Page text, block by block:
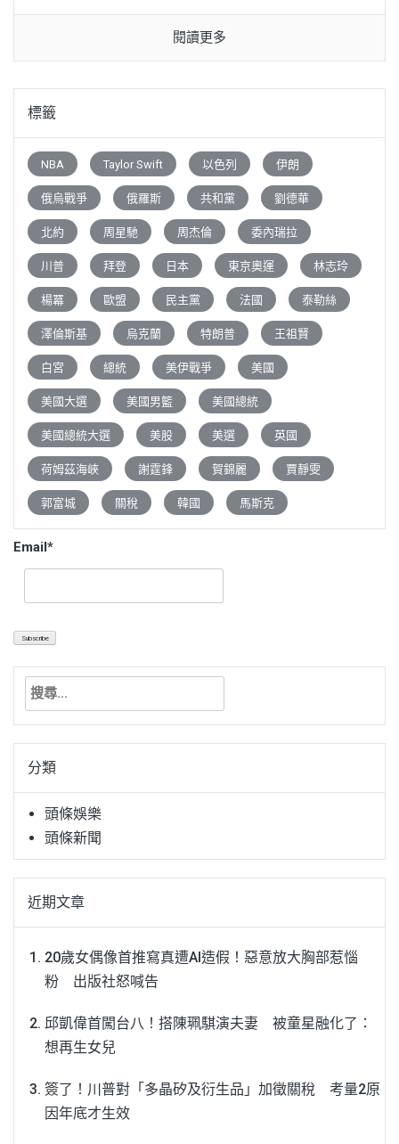
閱讀更多
標籤
NBA Taylor Swift 以色列 伊朗
俄烏戰爭 俄羅斯 共和黨 劉德華
北約 周星馳 周杰倫 委內瑞拉
川普 拜登 日本 東京奧運 林志玲
楊冪 歐盟 民主黨 法國 泰勒絲
澤倫斯基 烏克蘭 特朗普 王祖賢
白宮 總統 美伊戰爭 美國
美國大選 美國男籃 美國總統
美國總統大選 美股 美選 英國
荷姆茲海峽 謝霆鋒 賀錦麗 賈靜雯
郭富城 關稅 韓國 馬斯克
Email*
搜
關
字:分類
頭條娛樂
頭條新聞
近期文章
20歲女偶像首推寫真遭AI造假！惡意放大胸部惹惱
粉 出版社怒喊告
邱凱偉首闖台八！搭陳珮騏演夫妻 被童星融化了：
想再生女兒
簽了！川普對「多晶矽及衍生品」加徵關稅 考量2原
因年底才生效